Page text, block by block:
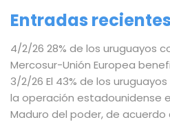
Entradas recientes
4/2/26 28% de los uruguayos
Mercosur-Unión Europea
3/2/26 El 43% de los
la operación estadounidense
Maduro del poder, de